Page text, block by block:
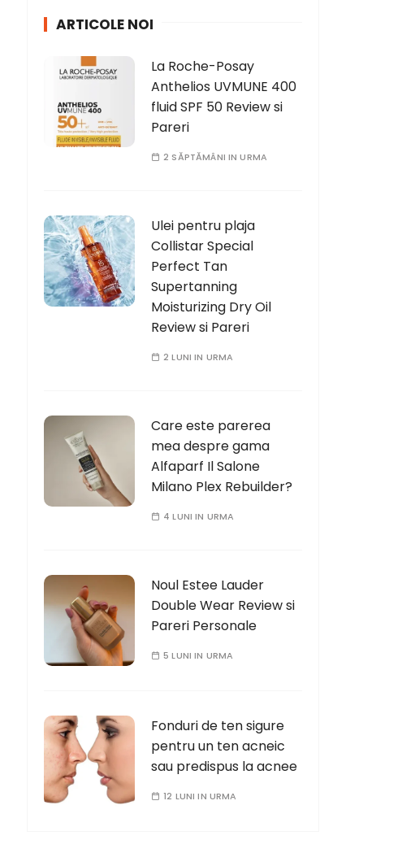
ARTICOLE NOI
La Roche-Posay
Anthelios UVMUNE 400
fluid SPF 50 Review si
Pareri
2 SĂPTĂMÂNI IN URMA
Ulei pentru plaja
Collistar Special
Perfect Tan
Supertanning
Moisturizing Dry Oil
Review si Pareri
2 LUNI IN URMA
Care este parerea
mea despre gama
Alfaparf Il Salone
Milano Plex Rebuilder?
4 LUNI IN URMA
Noul Estee Lauder
Double Wear Review si
Pareri Personale
5 LUNI IN URMA
Fonduri de ten sigure
pentru un ten acneic
sau predispus la acnee
12 LUNI IN URMA